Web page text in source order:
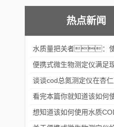
热点新闻